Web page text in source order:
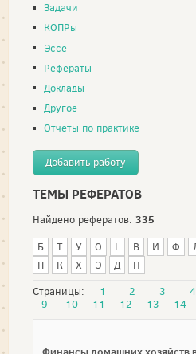
Задачи
КОПРы
Эссе
Рефераты
Доклады
Другое
Отчеты по практике
Добавить работу
ТЕМЫ РЕФЕРАТОВ
Найдено рефератов: 335
Б Т У О L В И Ф
П
К Х Э Д
Н
Страницы:
1 2 3 4
9
10 11 12 13 14